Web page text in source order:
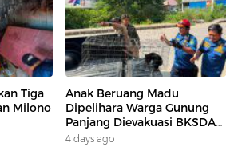
Tiga
Milono
Anak Beruang Madu
Dipelihara Warga Gunung
Panjang Dievakuasi BKSDA
Dan DAMKAR
4 days ago